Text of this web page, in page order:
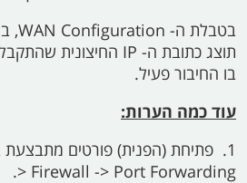
בטבלת ה- WAN Configuration,
תוצג כתובת ה- IP החיצונית
בו החיבור פעיל.
עוד כמה הערות:
1. פתיחת (הפנית) פורטים מתבצעת בתפריט ה-
> Firewall -> Port Forwarding.